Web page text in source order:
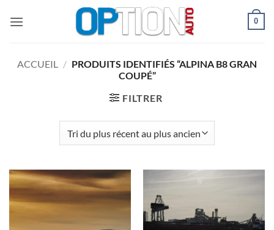
0
ACCUEIL / PRODUITS IDENTIFIÉS “ALPINA B8 GRAN
COUPÉ”
FILTRER